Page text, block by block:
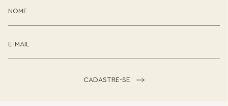
CADASTRE-SE